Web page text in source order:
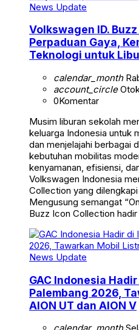
News Update
Volkswagen ID.
Perpaduan Gaya,
Teknologi untuk
calendar_month
account_circle
0Komentar
Musim liburan sekolah
keluarga Indonesia untuk
dan menjelajahi berbagai
kebutuhan mobilitas
kenyamanan, efisiensi,
Volkswagen Indonesia
Collection yang
Mengusung semangat
Buzz Icon Collection
News Update
GAC Indonesia
Palembang 2026,
AION UT dan AION V